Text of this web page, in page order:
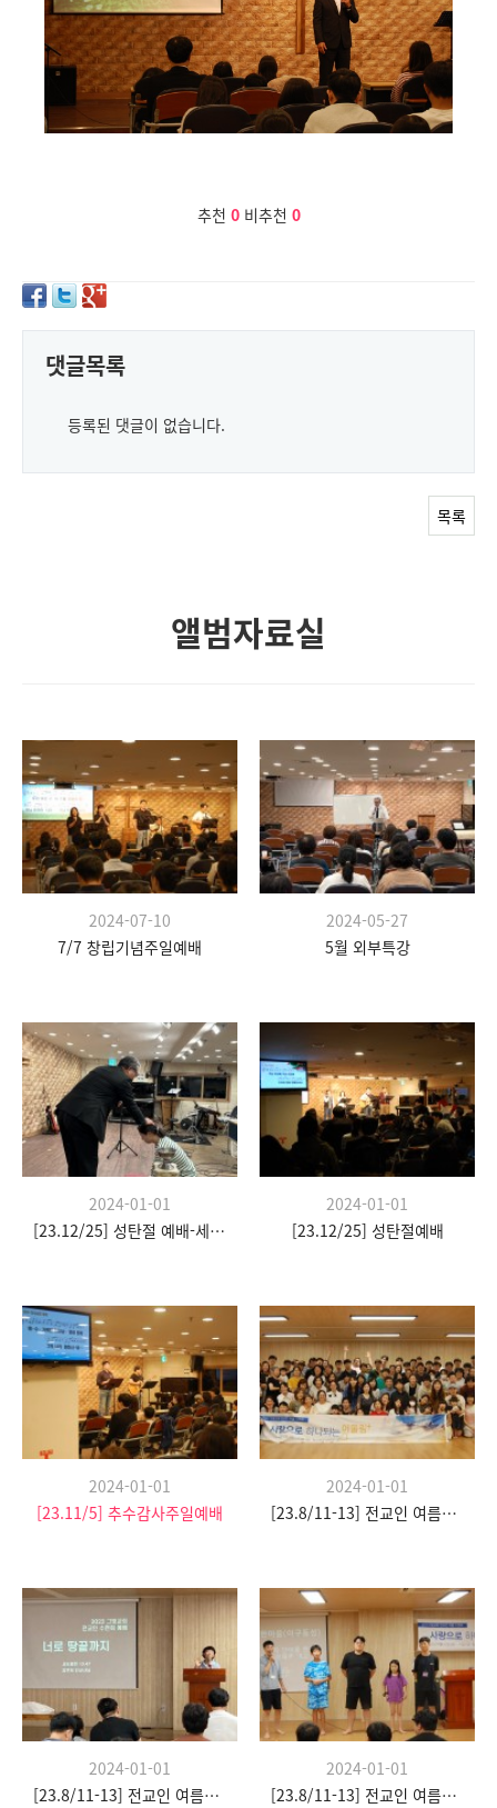
추천 0 비추천 0
댓글목록
등록된 댓글이 없습니다.
목록
앨범자료실
2024-07-10
7/7 창립기념주일예배
2024-05-27
5월 외부특강
2024-01-01
[23.12/25] 성탄절 예배-세례식
2024-01-01
[23.12/25] 성탄절예배
2024-01-01
[23.11/5] 추수감사주일예배
2024-01-01
[23.8/11-13] 전교인 여름수련회
2024-01-01
[23.8/11-13] 전교인 여름수련회
2024-01-01
[23.8/11-13] 전교인 여름수련회